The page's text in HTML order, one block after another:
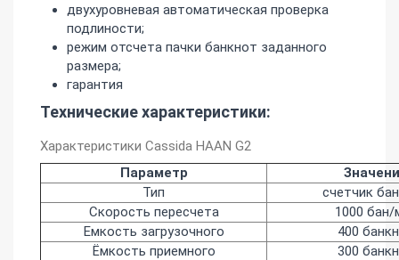
двухуровневая автоматическая проверка
подлиности;
режим отсчета пачки банкнот заданного
размера;
гарантия
Технические характеристики:
Характеристики Cassida HAAN G2
Параметр
Тип
счетчик
Скорость пересчета
1000 бан/
Емкость загрузочного
400
Ёмкость приемного
300